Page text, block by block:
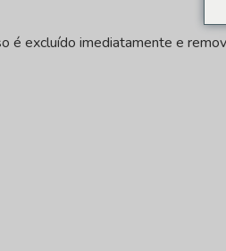
é excluído imediatamente e